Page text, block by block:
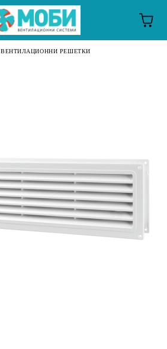
ВЕНТИЛАЦИОННИ РЕШЕТКИ